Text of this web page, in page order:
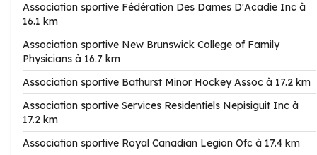
Association sportive Fédération Des Dames D'Acadie Inc à
16.1 km
Association sportive New Brunswick College of Family
Physicians à 16.7 km
Association sportive Bathurst Minor Hockey Assoc à 17.2 km
Association sportive Services Residentiels Nepisiguit Inc à
17.2 km
Association sportive Royal Canadian Legion Ofc à 17.4 km